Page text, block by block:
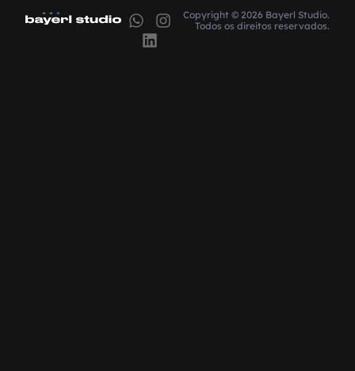
Copyright © 2026 Bayerl Studio.
Todos os direitos reservados.